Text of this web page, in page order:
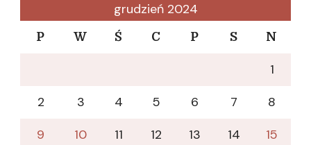
grudzień 2024
P W Ś C P S N
1
2
3 4 5 6 7
8
9
10 11 12 13 14
15